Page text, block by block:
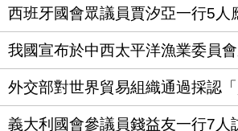
西班牙國會眾議員賈汐亞一行5人
我國宣布於中西太平洋漁業委員
外交部對世界貿易組織通過採認
義大利國會參議員錢益友一行7人